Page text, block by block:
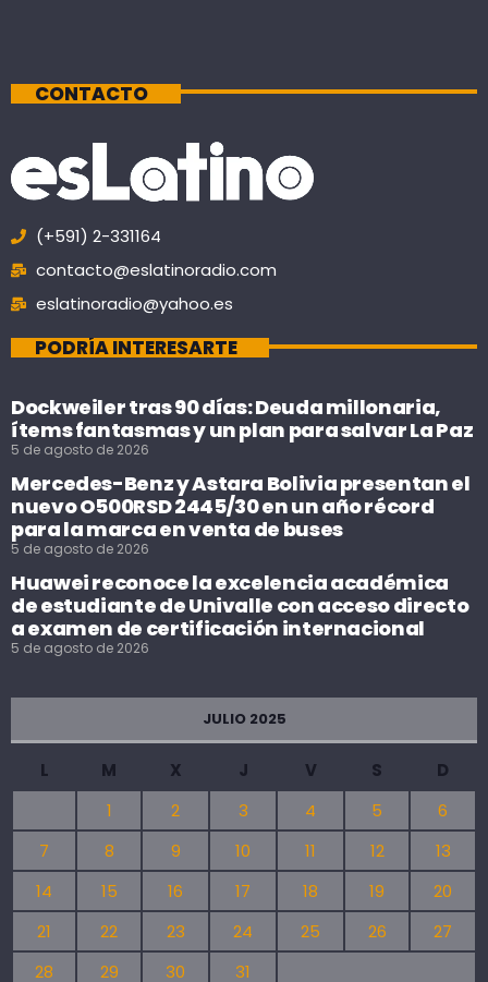
CONTACTO
(+591) 2-331164
contacto@eslatinoradio.com
eslatinoradio@yahoo.es
PODRÍA INTERESARTE
Dockweiler tras 90 días: Deuda millonaria,
ítems fantasmas y un plan para salvar La Paz
5 de agosto de 2026
Mercedes-Benz y Astara Bolivia presentan el
nuevo O500RSD 2445/30 en un año récord
para la marca en venta de buses
5 de agosto de 2026
Huawei reconoce la excelencia académica
de estudiante de Univalle con acceso directo
a examen de certificación internacional
5 de agosto de 2026
JULIO 2025
L M X J V S
D
1
2 3 4 5
6
7
8 9 10 11 12
13
14
15 16 17 18 19
20
21
22 23 24 25 26
27
28
29 30 31